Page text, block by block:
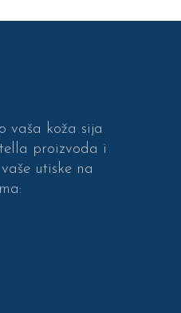
vaša koža sija
proizvoda i
utiske na